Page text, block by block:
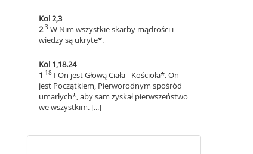
Kol 2,3
23 W Nim wszystkie skarby mądrości i
wiedzy są ukryte*.
Kol 1,18.24
1 18 I On jest Głową Ciała - Kościoła*. On
jest Początkiem, Pierworodnym spośród
umarłych*, aby sam zyskał pierwszeństwo
we wszystkim. [...]